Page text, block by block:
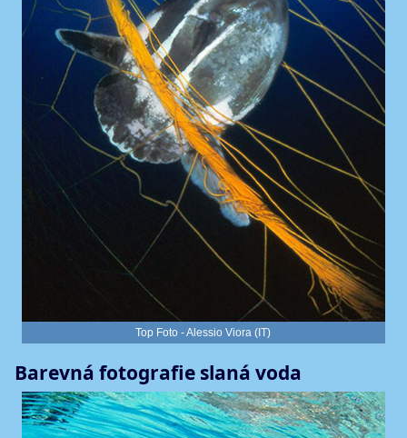
Top Foto - Alessio Viora (IT)
Barevná fotografie slaná voda